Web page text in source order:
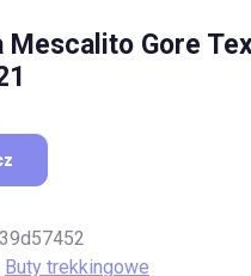
Mescalito Gore
Buty trekkingowe